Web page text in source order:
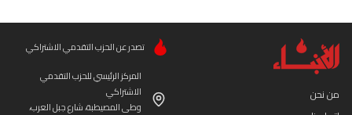
من نحن
تصدر عن الحزب التقدمي الاشتراكي
المركز الرئيسي للحزب التقدمي
الاشتراكي
وطى المصيطبة، شارع جبل العرب،